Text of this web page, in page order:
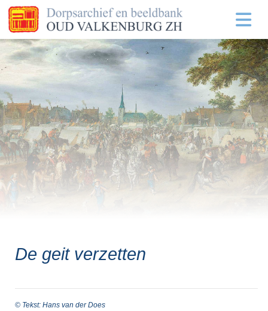
De geit verzetten
© Tekst: Hans van der Does